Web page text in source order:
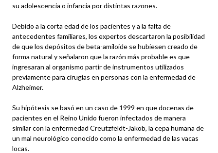
su adolescencia o infancia por distintas razones.
Debido a la corta edad de los pacientes y a la falta de
antecedentes familiares, los expertos descartaron la posibilidad
de que los depósitos de beta-amiloide se hubiesen creado de
forma natural y señalaron que la razón más probable es que
ingresaran al organismo partir de instrumentos utilizados
previamente para cirugías en personas con la enfermedad de
Alzheimer.
Su hipótesis se basó en un caso de 1999 en que docenas de
pacientes en el Reino Unido fueron infectados de manera
similar con la enfermedad Creutzfeldt-Jakob, la cepa humana de
un mal neurológico conocido como la enfermedad de las vacas
locas.